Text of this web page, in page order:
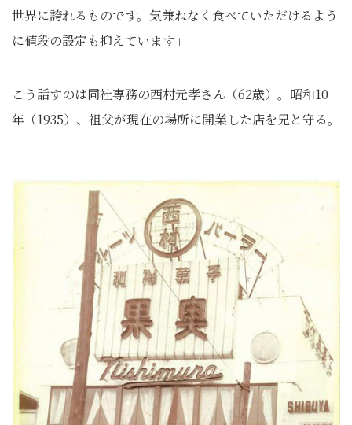
世界に誇れるものです。気兼ねなく食べていただけるよう
に値段の設定も抑えています」
こう話すのは同社専務の西村元孝さん（62歳）。昭和10
年（1935）、祖父が現在の場所に開業した店を兄と守る。